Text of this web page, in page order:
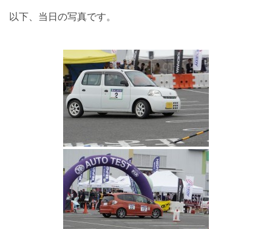
以下、当日の写真です。